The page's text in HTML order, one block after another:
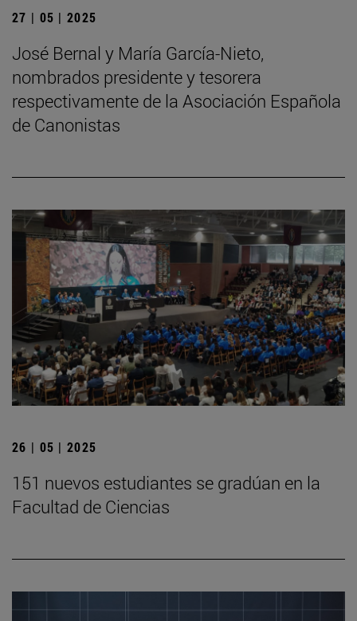
27 | 05 | 2025
José Bernal y María García-Nieto,
nombrados presidente y tesorera
respectivamente de la Asociación Española
de Canonistas
26 | 05 | 2025
151 nuevos estudiantes se gradúan en la
Facultad de Ciencias